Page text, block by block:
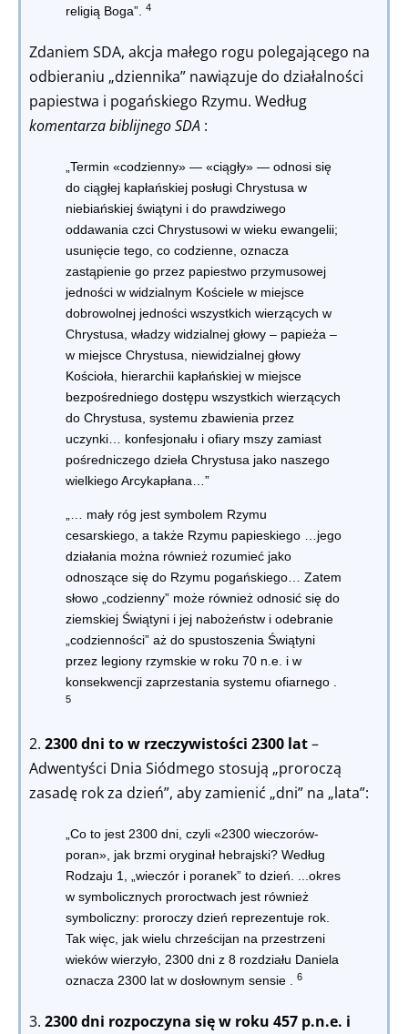
religią Boga”.
4
Zdaniem SDA, akcja małego rogu polegającego na
odbieraniu „dziennika” nawiązuje do działalności
papiestwa i pogańskiego Rzymu. Według
komentarza biblijnego SDA:
„Termin «codzienny» — «ciągły» — odnosi się
do ciągłej kapłańskiej posługi Chrystusa w
niebiańskiej świątyni i do prawdziwego
oddawania czci Chrystusowi w wieku ewangelii;
usunięcie tego, co codzienne, oznacza
zastąpienie go przez papiestwo przymusowej
jedności w widzialnym Kościele w miejsce
dobrowolnej jedności wszystkich wierzących w
Chrystusa, władzy widzialnej głowy – papieża –
w miejsce Chrystusa, niewidzialnej głowy
Kościoła, hierarchii kapłańskiej w miejsce
bezpośredniego dostępu wszystkich wierzących
do Chrystusa, systemu zbawienia przez
uczynki… konfesjonału i ofiary mszy zamiast
pośredniczego dzieła Chrystusa jako naszego
wielkiego Arcykapłana…”
mały róg jest symbolem Rzymu
cesarskiego, a także Rzymu papieskiego…jego
działania można również rozumieć jako
odnoszące się do Rzymu pogańskiego… Zatem
słowo „codzienny” może również odnosić się do
ziemskiej Świątyni i jej nabożeństw i odebranie
„codzienności” aż do spustoszenia Świątyni
przez legiony rzymskie w roku 70 n.e. i w
konsekwencji zaprzestania systemu ofiarnego.
5
2. 2300 dni to w rzeczywistości 2300 lat–
Adwentyści Dnia Siódmego stosują „proroczą
zasadę rok za dzień”, aby zamienić „dni” na „lata”:
„Co to jest 2300 dni, czyli «2300 wieczorów-
poran», jak brzmi oryginał hebrajski? Według
Rodzaju 1, „wieczór i poranek” to dzień. ...okres
w symbolicznych proroctwach jest również
symboliczny: proroczy dzień reprezentuje rok.
Tak więc, jak wielu chrześcijan na przestrzeni
wieków wierzyło, 2300 dni z 8 rozdziału Daniela
oznacza 2300 lat w dosłownym sensie. 6
3. 2300 dni rozpoczyna się w roku 457 p.n.e. i